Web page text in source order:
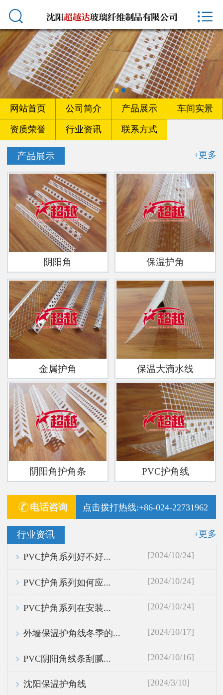
 首页
网站首页
公司简介
产品展示
车间实景
资质荣誉
联系方式
 
网站首页 公司简介 产品展示 车间实景
资质荣誉 行业资讯 联系方式
产品展示 +更多
阴阳角 保温护角
金属护角 保温大滴水线
阴阳角护角条 PVC护角线
电话咨询 点击拨打热线:+86-024-22731962
行业资讯 +更多
[2024/10/24]
PVC护角系列好不好...
[2024/10/24]
PVC护角系列如何应...
[2024/10/24]
PVC护角系列在安装...
[2024/10/17]
外墙保温护角线冬季的...
[2024/10/16]
PVC阴阳角线条刮腻...
[2024/3/10]
沈阳保温护角线